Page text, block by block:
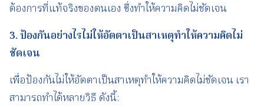
ต้องการที่แท้จริงของตนเอง ซึ่งทำให้ความคิดไม่ชัดเจน
3.ป้องกันอย่างไรไม่ให้อัตตาเป็นสาเหตุทำให้ความคิดไม่
ชัดเจน
เพื่อป้องกันไม่ให้อัตตาเป็นสาเหตุทำให้ความคิดไม่ชัดเจน เรา
สามารถทำได้หลายวิธี ดังนี้: